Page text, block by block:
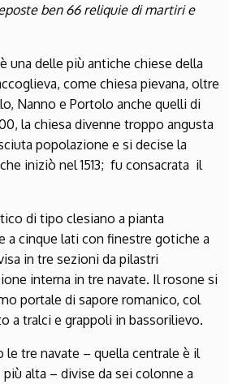
ben 66 reliquie di martiri e
una delle più antiche chiese della
come chiesa pievana, oltre
Nanno e Portolo anche quelli di
la chiesa divenne troppo angusta
popolazione e si decise la
iniziò nel 1513; fu consacrata il
di tipo clesiano a pianta
a cinque lati con finestre gotiche a
in tre sezioni da pilastri
interna in tre navate. Il rosone si
portale di sapore romanico, col
a tralci e grappoli in bassorilievo.
le tre navate – quella centrale è il
alta – divise da sei colonne a